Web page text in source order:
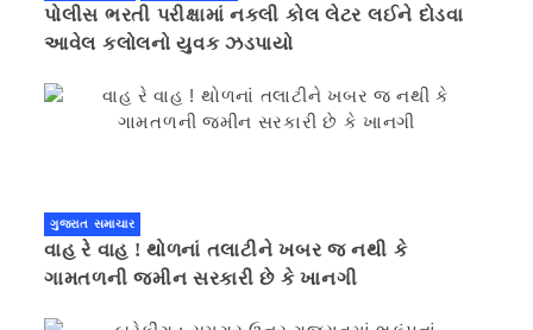
પોલીસ ભરતી પરીક્ષામાં નકલી કોલ લેટર લઈને દોડવા
આવેલ કલોલનો યુવક ઝડપાયો
ગુજરાત સમાચાર
વાહ રે વાહ ! થોળનાં તલાટીને ખબર જ નથી કે
ગામતળની જમીન સરકારી છે કે ખાનગી